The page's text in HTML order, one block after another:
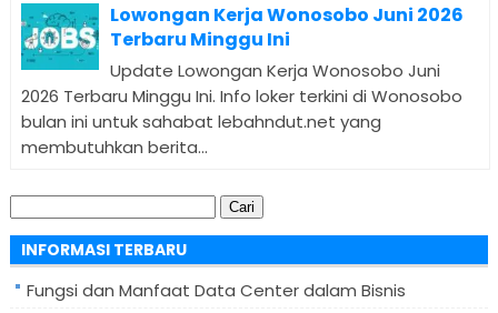
Lowongan Kerja Wonosobo Juni 2026
Terbaru Minggu Ini
Update Lowongan Kerja Wonosobo Juni
2026 Terbaru Minggu Ini. Info loker terkini di Wonosobo
bulan ini untuk sahabat lebahndut.net yang
membutuhkan berita...
untuk:
INFORMASI TERBARU
Fungsi dan Manfaat Data Center dalam Bisnis